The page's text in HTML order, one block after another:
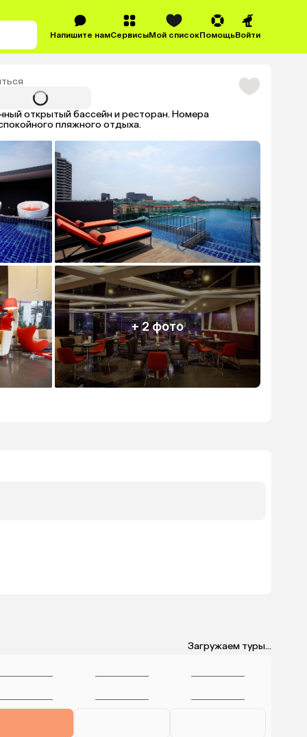
Напишите намСервисыМой списокПомощьВойти
открытый бассейн и ресторан. Номера
пляжного отдыха.
+ 2 фото
Загружаем туры...